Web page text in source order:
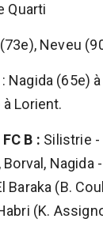
Quarti
Neveu
(65e) à
Lorient.
B : Silistrie -
Nagida
Baraka (B.
(K.